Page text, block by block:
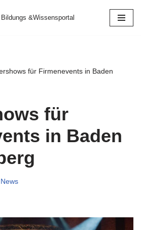
Bildungs &Wissensportal
für Firmenevents in Baden
für
in Baden
News